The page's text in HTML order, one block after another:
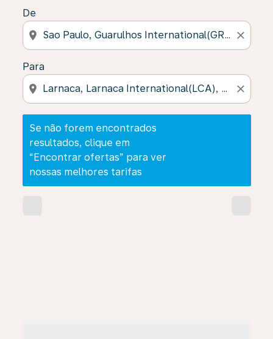
De
location_on close
Para
location_on close
Se não forem encontrados
resultados, clique em
“Encontrar ofertas” para ver
nossas melhores tarifas